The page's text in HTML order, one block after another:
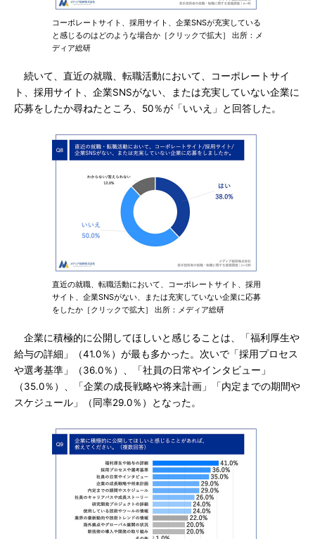
コーポレートサイト、採用サイト、企業SNSが充実している
と感じるのはどのような場合か［クリックで拡大］ 出所：メ
ディア総研
続いて、直近の就職、転職活動において、コーポレートサイ
ト、採用サイト、企業SNSがない、または充実していない企業に
応募をしたか尋ねたところ、50％が「いいえ」と回答した。
直近の就職、転職活動において、コーポレートサイト、採用
サイト、企業SNSがない、または充実していない企業に応募
をしたか［クリックで拡大］ 出所：メディア総研
企業に積極的に公開してほしいと感じることは、「福利厚生や
給与の詳細」（41.0％）が最も多かった。次いで「採用プロセス
や選考基準」（36.0％）、「社員の日常やインタビュー」
（35.0％）、「企業の成長戦略や将来計画」「内定までの期間や
スケジュール」（同率29.0％）となった。